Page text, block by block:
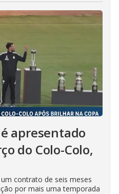
apresentado
do Colo-Colo,
contrato de seis meses
por mais uma temporada